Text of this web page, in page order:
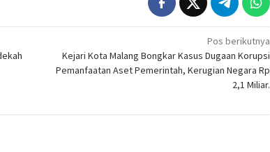
Pos berikutnya
Kejari Kota Malang Bongkar Kasus Dugaan Korupsi
Pemanfaatan Aset Pemerintah, Kerugian Negara Rp
2,1 Miliar.